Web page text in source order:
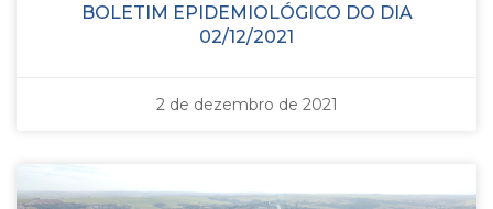
BOLETIM EPIDEMIOLÓGICO DO DIA
02/12/2021
2 de dezembro de 2021